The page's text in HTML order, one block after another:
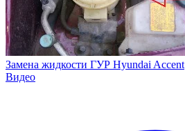
Замена жидкости ГУР Hyundai Accent
Видео